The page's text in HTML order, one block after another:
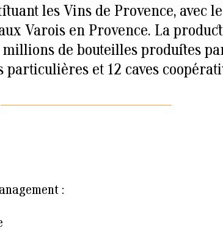
les Vins de Provence, avec
Varois en Provence. La
millions de bouteilles produites
particulières et 12 caves
: